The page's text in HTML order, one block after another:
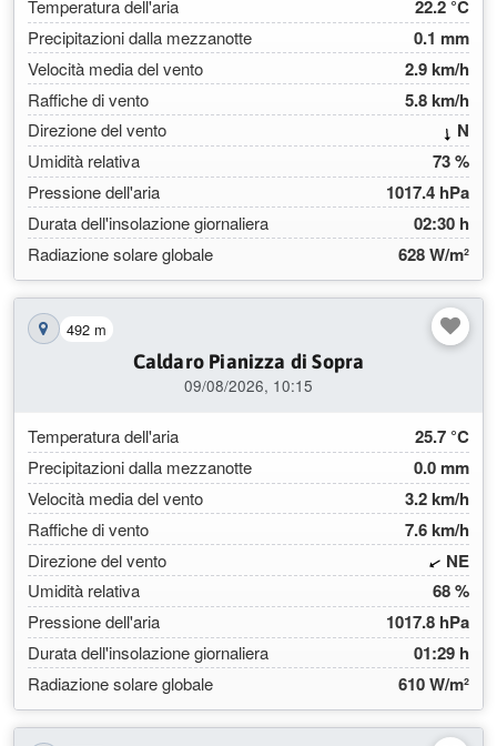
Temperatura dell'aria 22.2 °C
Precipitazioni dalla mezzanotte 0.1 mm
Velocità media del vento 2.9 km/h
Raffiche di vento 5.8 km/h
Direzione del vento N
Umidità relativa
73 %
Pressione dell'aria 1017.4 hPa
Durata dell'insolazione giornaliera 02:30 h
Radiazione solare globale 628 W/m²
Mostra la stazione sulla mappa
492 m
Caldaro Pianizza di Sopra
09/08/2026, 10:15
Temperatura dell'aria 25.7 °C
Precipitazioni dalla mezzanotte 0.0 mm
Velocità media del vento 3.2 km/h
Raffiche di vento 7.6 km/h
Direzione del vento NE
Umidità relativa
68 %
Pressione dell'aria 1017.8 hPa
Durata dell'insolazione giornaliera 01:29 h
Radiazione solare globale 610 W/m²